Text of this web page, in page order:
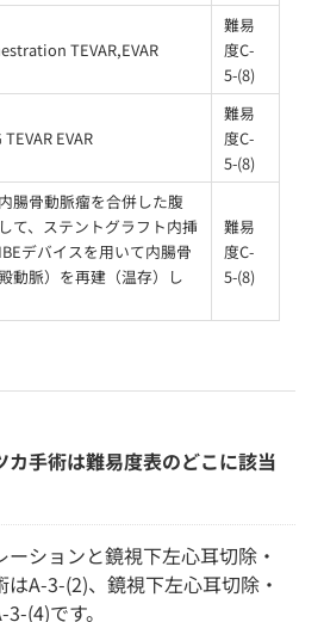
TEVAR,EVAR
難易
度C-
5-(8)
EVAR
難易
度C-
5-(8)
腸骨動脈瘤を合併した腹
て、ステントグラフト内挿
デバイスを用いて内腸骨
動脈）を再建（温存）し
難易
度C-
5-(8)
カ手術は難易度表のどこに該当
ションと鏡視下左心耳切除・
はA-3-(2)、鏡視下左心耳切除・
(4)です。